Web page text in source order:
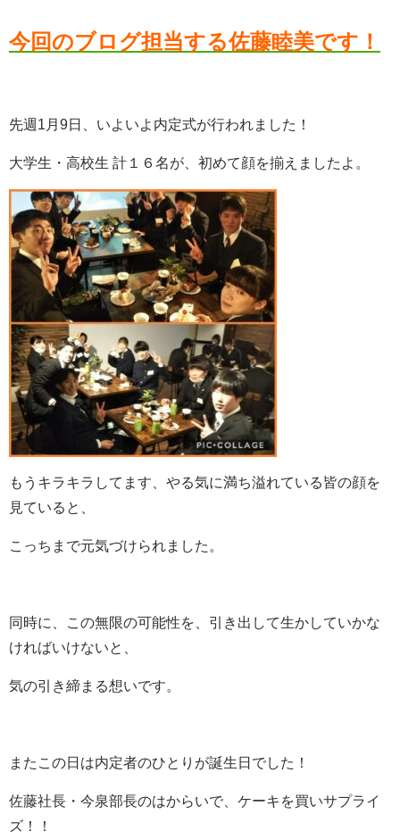
今回のブログ担当する佐藤睦美です！
先週1月9日、いよいよ内定式が行われました！
大学生・高校生 計１６名が、初めて顔を揃えましたよ。
もうキラキラしてます、やる気に満ち溢れている皆の顔を
見ていると、
こっちまで元気づけられました。
同時に、この無限の可能性を、引き出して生かしていかな
ければいけないと、
気の引き締まる想いです。
またこの日は内定者のひとりが誕生日でした！
佐藤社長・今泉部長のはからいで、ケーキを買いサプライ
ズ！！